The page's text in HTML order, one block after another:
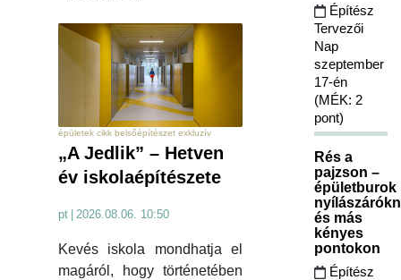
épületek cikk belsőépítészet exkluzív
„A Jedlik” – Hetven
év iskolaépítészete
pt | 2026.08.06. 10:50
Kevés iskola mondhatja el
magáról, hogy történetében
Építész
Tervezői
Nap
szeptember
17-én
(MÉK: 2
pont)
Rés a
pajzson –
épületburok
és más
kényes
pontokon
Építész